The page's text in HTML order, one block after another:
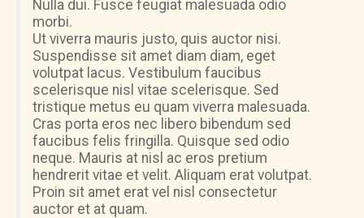
Nulla dui. Fusce feugiat malesuada odio
morbi.
Ut viverra mauris justo, quis auctor nisi.
Suspendisse sit amet diam diam, eget
volutpat lacus. Vestibulum faucibus
scelerisque nisl vitae scelerisque. Sed
tristique metus eu quam viverra malesuada.
Cras porta eros nec libero bibendum sed
faucibus felis fringilla. Quisque sed odio
neque. Mauris at nisl ac eros pretium
hendrerit vitae et velit. Aliquam erat volutpat.
Proin sit amet erat vel nisl consectetur
auctor et at quam.